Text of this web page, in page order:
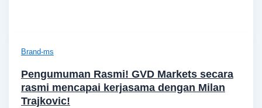
Brand-ms
Pengumuman Rasmi! GVD Markets secara
rasmi mencapai kerjasama dengan Milan
Trajkovic!